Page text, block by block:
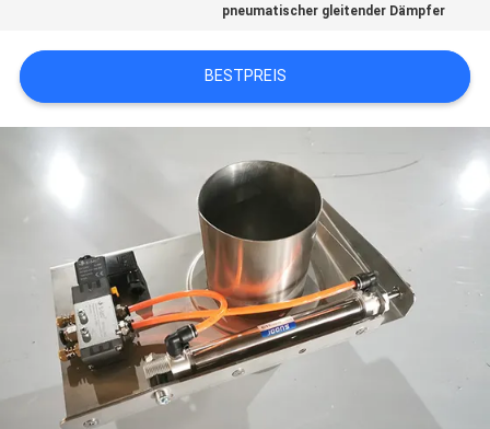
PRIVACY
POLICY
pneumatischer gleitender Dämpfer
BESTPREIS